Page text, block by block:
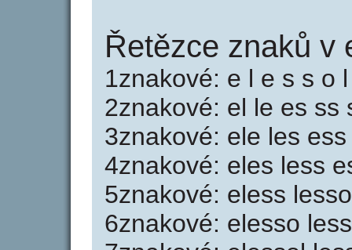
Řetězce znaků v
1znakové: e l e s s o
2znakové: el le es ss
3znakové: ele les
4znakové: eles less
5znakové: eless
6znakové: elesso